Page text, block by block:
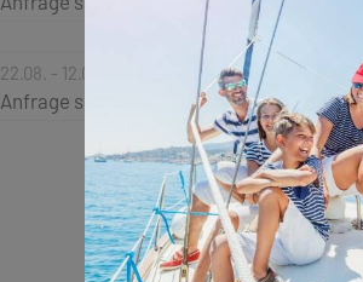
22.08. - 12.09.2026
Anfrage senden